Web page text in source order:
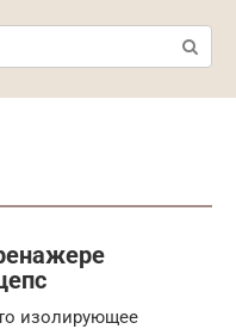
изолирующее